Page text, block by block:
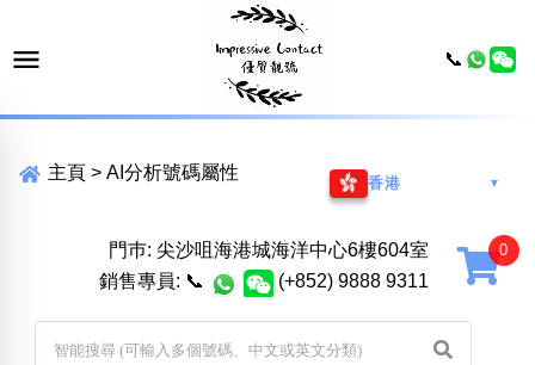
主頁 > AI分析號碼屬性
香港 ▼
門巿: 尖沙咀海港城海洋中心6樓604室
銷售專員: 📞 (+852) 9888 9311
📞